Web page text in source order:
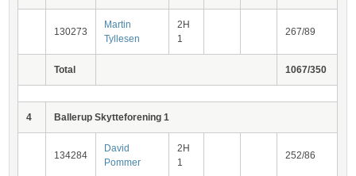
130273
Martin
Tyllesen
2H
1
267/89
Total 1067/350
4 Ballerup Skytteforening 1
134284
David
Pommer
2H
1
252/86